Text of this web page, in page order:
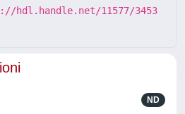
hdl.handle.net/11577/3453
ND